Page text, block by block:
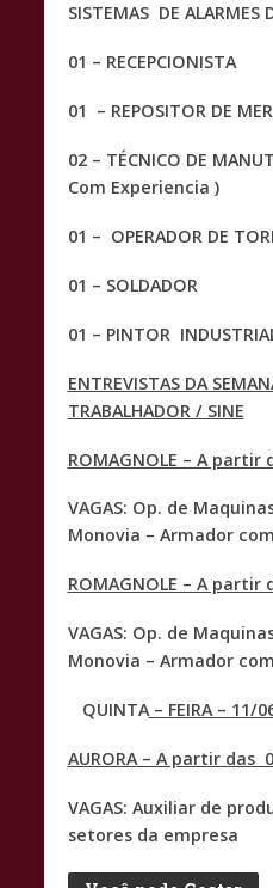
SISTEMAS DE ALARMES
01 – RECEPCIONISTA
01 – REPOSITOR DE
02 – TÉCNICO DE
Com Experiencia )
01 – OPERADOR DE
01 – SOLDADOR
01 – PINTOR
ENTREVISTAS DA
TRABALHADOR / SINE
ROMAGNOLE – A partir
VAGAS: Op. de
Monovia – Armador
ROMAGNOLE – A partir
VAGAS: Op. de
Monovia – Armador
QUINTA– FEIRA – 11/
AURORA – A partir das
VAGAS: Auxiliar de
setores da empresa